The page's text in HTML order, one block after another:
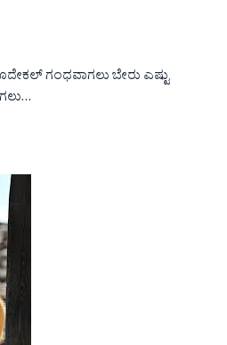
ಗಂಧವಾಗಲು ಬೇರು ಎಷ್ಟು